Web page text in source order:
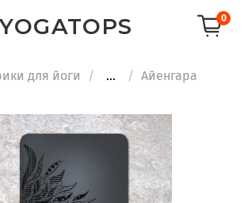
0
для йоги ... Айенгара